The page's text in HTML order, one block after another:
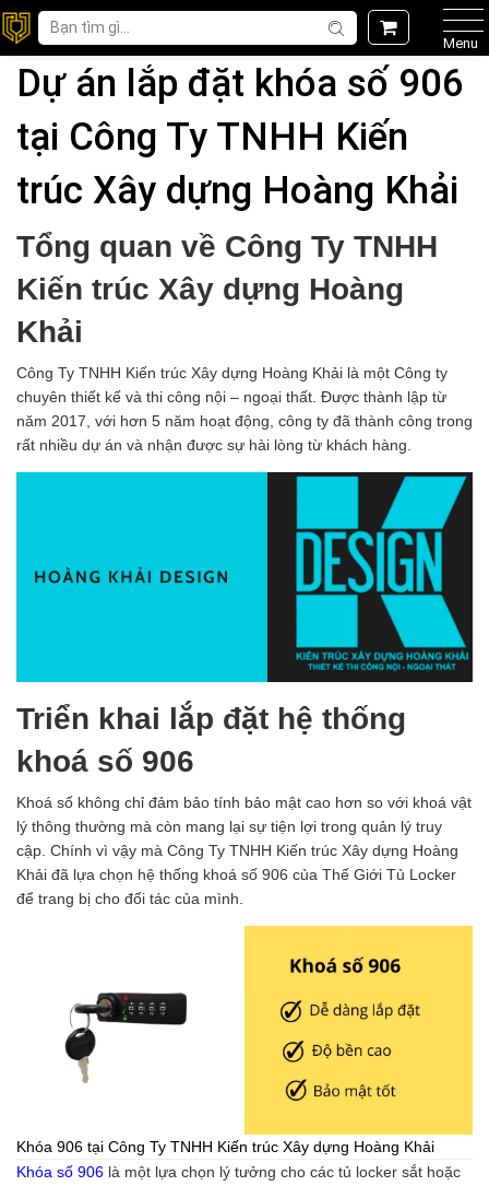
Menu
Dự án lắp đặt khóa số 906
tại Công Ty TNHH Kiến
trúc Xây dựng Hoàng Khải
Tổng quan về Công Ty TNHH
Kiến trúc Xây dựng Hoàng
Khải
Công Ty TNHH Kiến trúc Xây dựng Hoàng Khải là một Công ty
chuyên thiết kế và thi công nội – ngoại thất. Được thành lập từ
năm 2017, với hơn 5 năm hoạt động, công ty đã thành công trong
rất nhiều dự án và nhận được sự hài lòng từ khách hàng.
Triển khai lắp đặt hệ thống
khoá số 906
Khoá số không chỉ đảm bảo tính bảo mật cao hơn so với khoá vật
lý thông thường mà còn mang lại sự tiện lợi trong quản lý truy
cập. Chính vì vậy mà Công Ty TNHH Kiến trúc Xây dựng Hoàng
Khải đã lựa chọn hệ thống khoá số 906 của Thế Giới Tủ Locker
để trang bị cho đối tác của mình.
Khóa 906 tại Công Ty TNHH Kiến trúc Xây dựng Hoàng Khải
Khóa số 906 là một lựa chọn lý tưởng cho các tủ locker sắt hoặc